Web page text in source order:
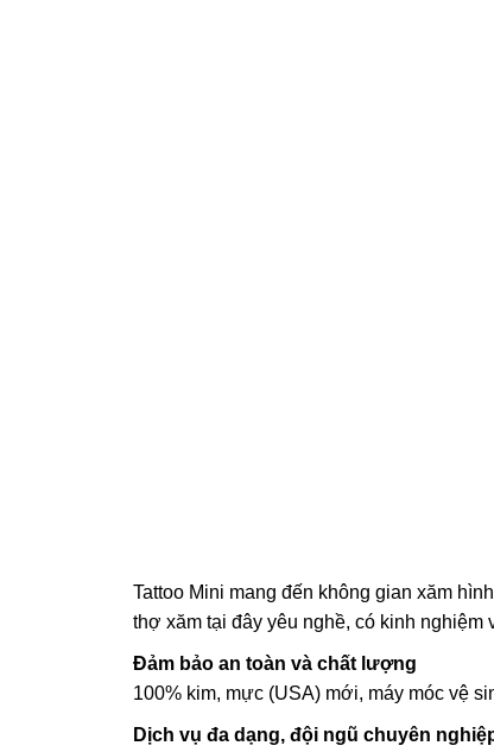
Tattoo Mini mang đến không gian xăm
thợ xăm tại đây yêu nghề, có kinh nghiệm
Đảm bảo an toàn và chất lượng
100% kim, mực (USA) mới, máy móc vệ
Dịch vụ đa dạng, đội ngũ chuyên